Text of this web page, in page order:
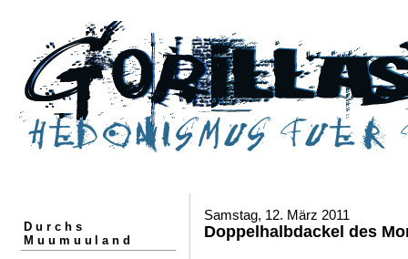
Durchs
Muumuuland
Samstag, 12. März 2011
Doppelhalbdackel des